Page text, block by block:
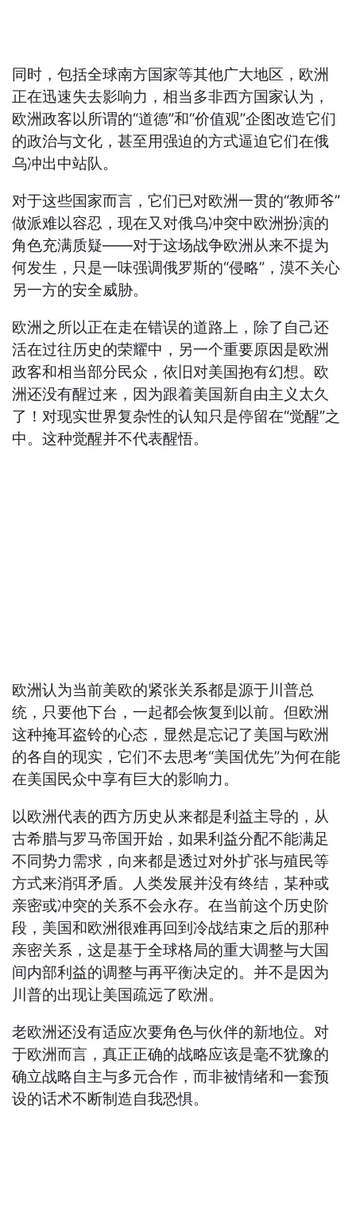
同时，包括全球南方国家等其他广大地区，欧洲
正在迅速失去影响力，相当多非西方国家认为，
欧洲政客以所谓的“道德”和“价值观”企图改造它们
的政治与文化，甚至用强迫的方式逼迫它们在俄
乌冲出中站队。
对于这些国家而言，它们已对欧洲一贯的“教师爷”
做派难以容忍，现在又对俄乌冲突中欧洲扮演的
角色充满质疑——对于这场战争欧洲从来不提为
何发生，只是一味强调俄罗斯的“侵略”，漠不关心
另一方的安全威胁。
欧洲之所以正在走在错误的道路上，除了自己还
活在过往历史的荣耀中，另一个重要原因是欧洲
政客和相当部分民众，依旧对美国抱有幻想。欧
洲还没有醒过来，因为跟着美国新自由主义太久
了！对现实世界复杂性的认知只是停留在“觉醒”之
中。这种觉醒并不代表醒悟。
欧洲认为当前美欧的紧张关系都是源于川普总
统，只要他下台，一起都会恢复到以前。但欧洲
这种掩耳盗铃的心态，显然是忘记了美国与欧洲
的各自的现实，它们不去思考“美国优先”为何在能
在美国民众中享有巨大的影响力。
以欧洲代表的西方历史从来都是利益主导的，从
古希腊与罗马帝国开始，如果利益分配不能满足
不同势力需求，向来都是透过对外扩张与殖民等
方式来消弭矛盾。人类发展并没有终结，某种或
亲密或冲突的关系不会永存。在当前这个历史阶
段，美国和欧洲很难再回到冷战结束之后的那种
亲密关系，这是基于全球格局的重大调整与大国
间内部利益的调整与再平衡决定的。并不是因为
川普的出现让美国疏远了欧洲。
老欧洲还没有适应次要角色与伙伴的新地位。对
于欧洲而言，真正正确的战略应该是毫不犹豫的
确立战略自主与多元合作，而非被情绪和一套预
设的话术不断制造自我恐惧。